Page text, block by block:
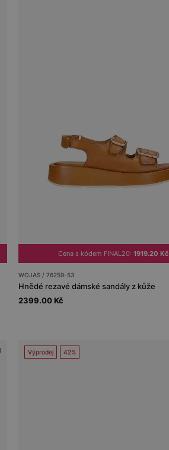
Cena s kódem FINAL20:1919.20 Kč
WOJAS / 76259-53
Hnědé rezavé dámské sandály z kůže
2399.00 Kč
Výprodej 42%